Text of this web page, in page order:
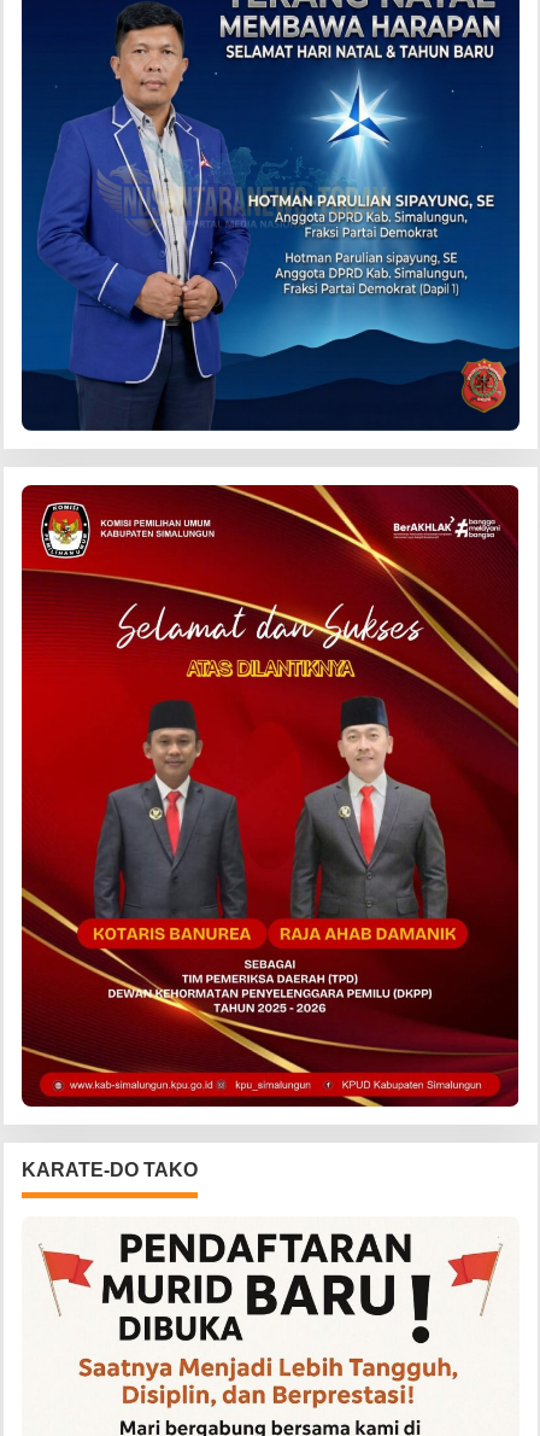
KARATE-DO TAKO